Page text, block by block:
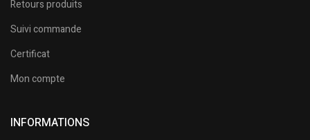
Retours produits
Suivi commande
Certificat
Mon compte
INFORMATIONS